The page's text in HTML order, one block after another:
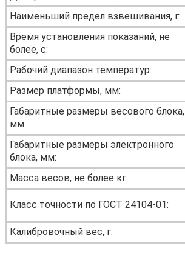
Наименьший предел взвешивания, г:
Время установления показаний, не
более, с:
Рабочий диапазон температур:
Размер платформы, мм:
Габаритные размеры весового блока,
мм:
Габаритные размеры электронного
блока, мм:
Масса весов, не более кг:
Класс точности по ГОСТ 24104-01:
Калибровочный вес, г: